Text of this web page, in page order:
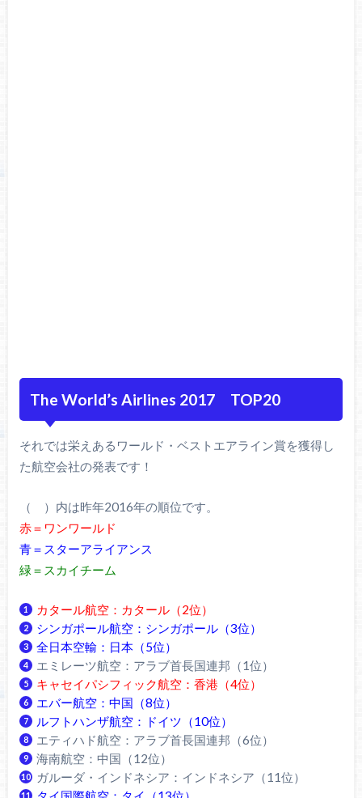
The World’s Airlines 2017 TOP20
それでは栄えあるワールド・ベストエアライン賞を獲得し
た航空会社の発表です！
（ ）内は昨年2016年の順位です。
赤＝ワンワールド
青＝スターアライアンス
緑＝スカイチーム
カタール航空：カタール（2位）
シンガポール航空：シンガポール（3位）
全日本空輸：日本（5位）
エミレーツ航空：アラブ首長国連邦（1位）
キャセイパシフィック航空：香港（4位）
エバー航空：中国（8位）
ルフトハンザ航空：ドイツ（10位）
エティハド航空：アラブ首長国連邦（6位）
海南航空：中国（12位）
ガルーダ・インドネシア：インドネシア（11位）